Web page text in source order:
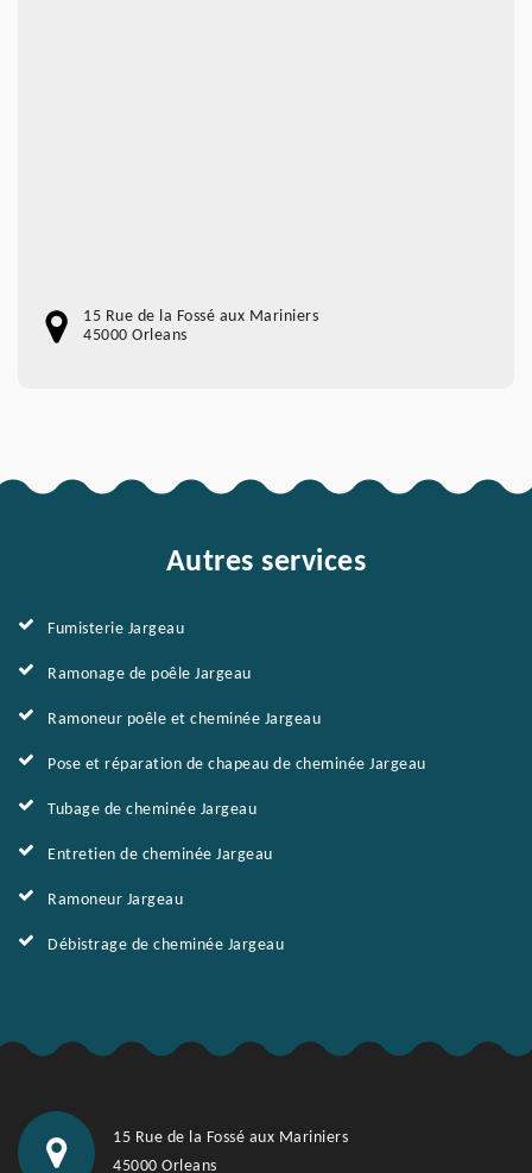
15 Rue de la Fossé aux Mariniers
45000 Orleans
Autres services
Fumisterie Jargeau
Ramonage de poêle Jargeau
Ramoneur poêle et cheminée Jargeau
Pose et réparation de chapeau de cheminée Jargeau
Tubage de cheminée Jargeau
Entretien de cheminée Jargeau
Ramoneur Jargeau
Débistrage de cheminée Jargeau
15 Rue de la Fossé aux Mariniers
45000 Orleans